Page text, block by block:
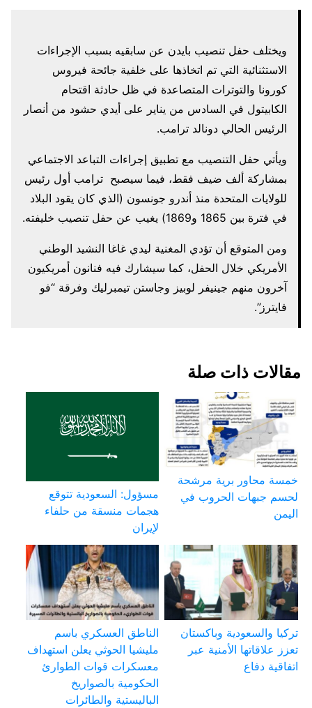
ويختلف حفل تنصيب بايدن عن سابقيه بسبب الإجراءات
الاستثنائية التي تم اتخاذها على خلفية جائحة فيروس
كورونا والتوترات المتصاعدة في ظل حادثة اقتحام
الكابيتول في السادس من يناير على أيدي حشود من أنصار
الرئيس الحالي دونالد ترامب.
ويأتي حفل التنصيب مع تطبيق إجراءات التباعد الاجتماعي
بمشاركة ألف ضيف فقط، فيما سيصبح ترامب أول رئيس
للولايات المتحدة منذ أندرو جونسون (الذي كان يقود البلاد
في فترة بين 1865 و1869) يغيب عن حفل تنصيب خليفته.
ومن المتوقع أن تؤدي المغنية ليدي غاغا النشيد الوطني
الأمريكي خلال الحفل، كما سيشارك فيه فنانون أمريكيون
آخرون منهم جينيفر لوبيز وجاستن تيمبرليك وفرقة “فو
فايترز”.
مقالات ذات صلة
خمسة محاور برية مرشحة
لحسم جبهات الحروب في
اليمن
مسؤول: السعودية تتوقع
هجمات منسقة من حلفاء
لإيران
تركيا والسعودية وباكستان
تعزز علاقاتها الأمنية عبر
اتفاقية دفاع
الناطق العسكري باسم
مليشيا الحوثي يعلن استهداف
معسكرات قوات الطوارئ
الحكومية بالصواريخ
الباليستية والطائرات